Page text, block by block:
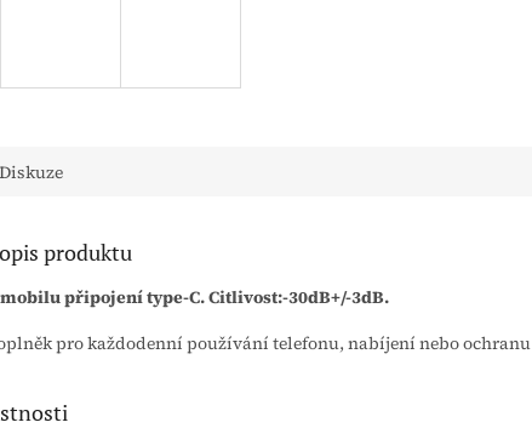
Diskuze
produktu
připojení type-C. Citlivost:-30dB+/-3dB.
pro každodenní používání telefonu, nabíjení nebo ochranu